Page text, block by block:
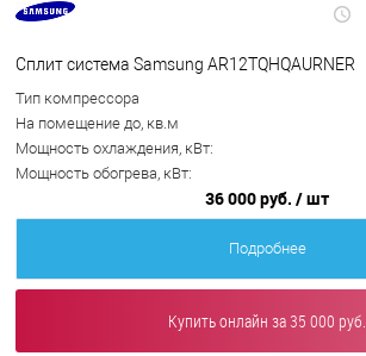
Сплит система Samsung AR12TQHQAURNER
Тип компрессора
На помещение до, кв.м
Мощность охлаждения, кВт:
Мощность обогрева, кВт:
36 000 руб. / шт
Подробнее
Купить онлайн за 35 000 руб.